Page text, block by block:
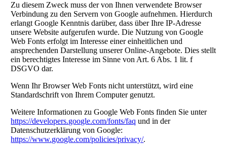
Zu diesem Zweck muss der von Ihnen verwendete Browser
Verbindung zu den Servern von Google aufnehmen. Hierdurch
erlangt Google Kenntnis darüber, dass über Ihre IP-Adresse
unsere Website aufgerufen wurde. Die Nutzung von Google
Web Fonts erfolgt im Interesse einer einheitlichen und
ansprechenden Darstellung unserer Online-Angebote. Dies stellt
ein berechtigtes Interesse im Sinne von Art. 6 Abs. 1 lit. f
DSGVO dar.
Wenn Ihr Browser Web Fonts nicht unterstützt, wird eine
Standardschrift von Ihrem Computer genutzt.
Weitere Informationen zu Google Web Fonts finden Sie unter
https://developers.google.com/fonts/faq und in der
Datenschutzerklärung von Google:
https://www.google.com/policies/privacy/.